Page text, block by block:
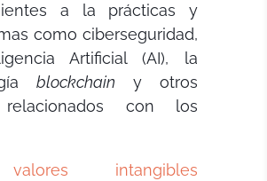
a la prácticas y
como ciberseguridad,
Artificial (AI), la
blockchain y otros
con los
intangibles